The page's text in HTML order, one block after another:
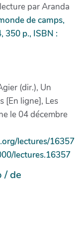
par Aranda
de camps,
350 p., ISBN :
(dir.), Un
[En ligne], Les
le 04 décembre
lectures/16357
lectures.16357
/ de